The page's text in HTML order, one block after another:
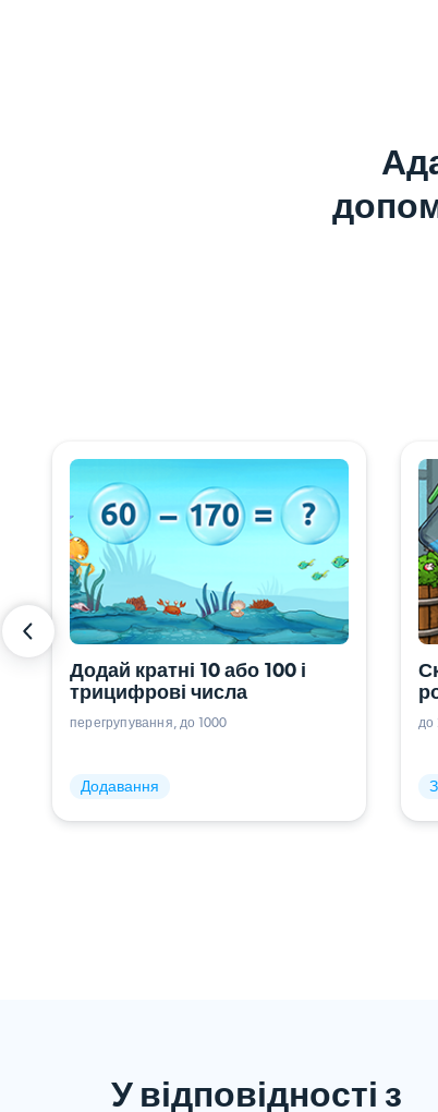
Додай кратні 10 або 100 і
трицифрові числа
перегрупування до 1000
Додавання
до
У відповідності з